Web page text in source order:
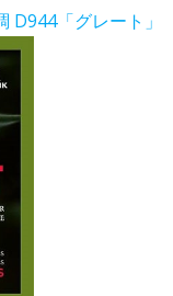
D944「グレート」